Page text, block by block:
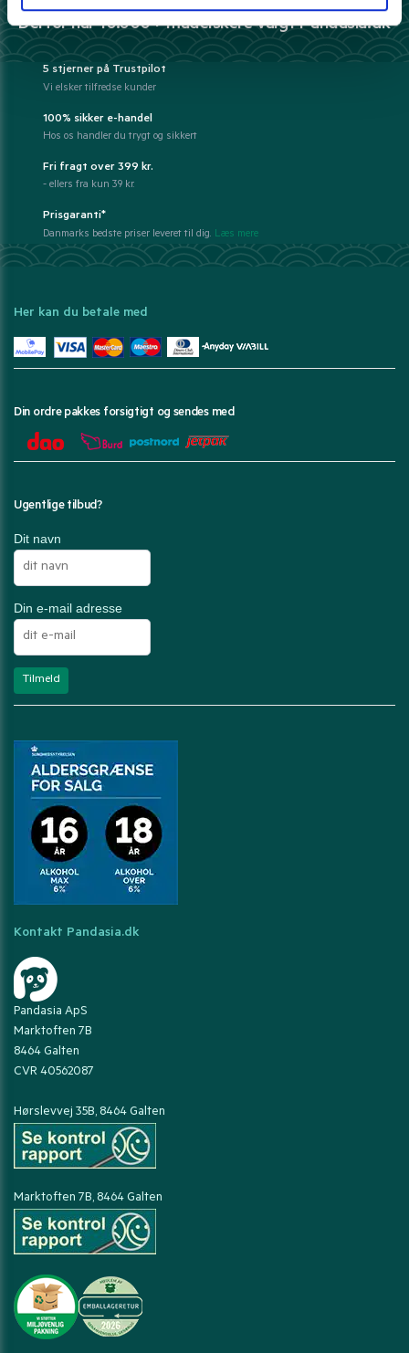
Derfor har 10.000+ madelskere valgt Pandasia.dk
5 stjerner på Trustpilot
Vi elsker tilfredse kunder
100% sikker e-handel
Hos os handler du trygt og sikkert
Fri fragt over 399 kr.
- ellers fra kun 39 kr.
Prisgaranti*
Danmarks bedste priser leveret til dig. Læs mere
Her kan du betale med
Din ordre pakkes forsigtigt og sendes med
Ugentlige tilbud?
Dit navn
Din e-mail adresse
Kontakt Pandasia.dk
Pandasia ApS
Marktoften 7B
8464 Galten
CVR 40562087
Hørslevvej 35B, 8464 Galten
Marktoften 7B, 8464 Galten